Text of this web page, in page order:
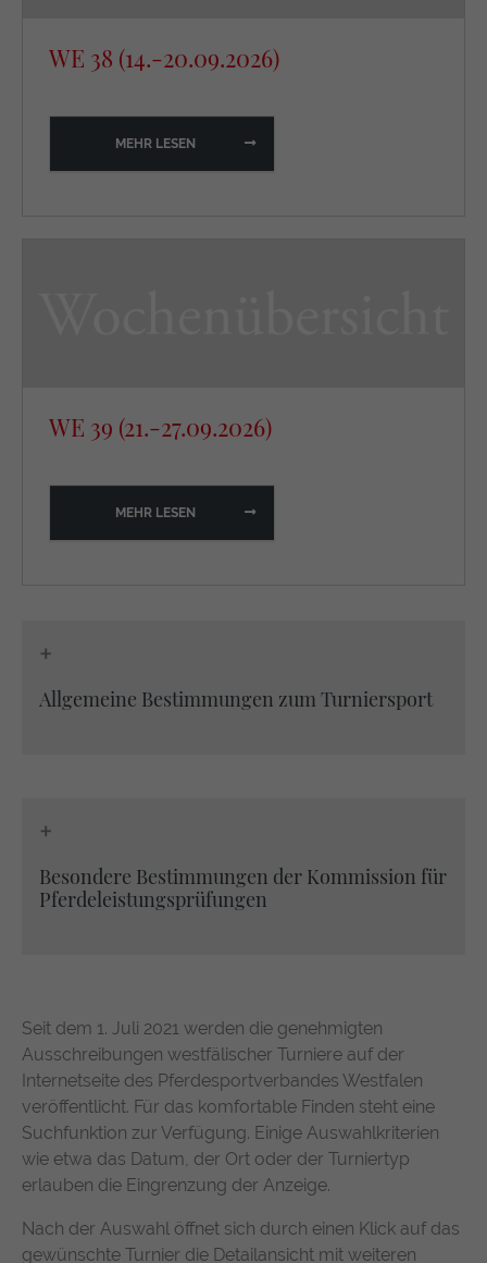
WE 38 (14.-20.09.2026)
MEHR LESEN
WE 39 (21.-27.09.2026)
MEHR LESEN
+
Allgemeine Bestimmungen zum Turniersport
+
Besondere Bestimmungen der Kommission für
Pferdeleistungsprüfungen
Seit dem 1. Juli 2021 werden die genehmigten
Ausschreibungen westfälischer Turniere auf der
Internetseite des Pferdesportverbandes Westfalen
veröffentlicht. Für das komfortable Finden steht eine
Suchfunktion zur Verfügung. Einige Auswahlkriterien
wie etwa das Datum, der Ort oder der Turniertyp
erlauben die Eingrenzung der Anzeige.
Nach der Auswahl öffnet sich durch einen Klick auf das
gewünschte Turnier die Detailansicht mit weiteren